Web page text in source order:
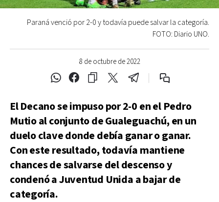
8 de octubre de 2022
Paraná venció por 2-0 y todavía puede salvar la categoría.
FOTO: Diario UNO.
El Decano se impuso por 2-0 en el Pedro
Mutio al conjunto de Gualeguachú, en un
duelo clave donde debía ganar o ganar.
Con este resultado, todavía mantiene
chances de salvarse del descenso y
condenó a Juventud Unida a bajar de
categoría.